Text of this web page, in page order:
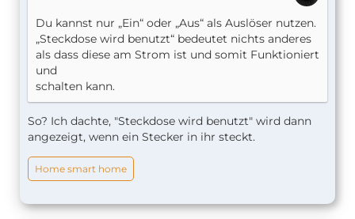
Du kannst nur „Ein“ oder „Aus“ als Auslöser nutzen.
„Steckdose wird benutzt“ bedeutet nichts anderes
als dass diese am Strom ist und somit Funktioniert
und
schalten kann.
So? Ich dachte, "Steckdose wird benutzt" wird dann
angezeigt, wenn ein Stecker in ihr steckt.
Home smart home